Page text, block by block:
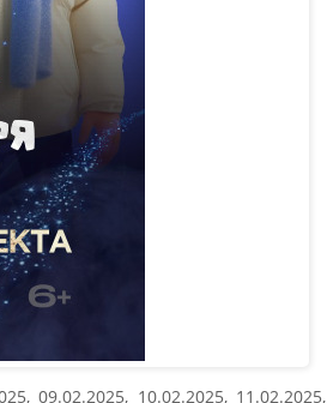
09.02.2025, 10.02.2025, 11.02.2025,